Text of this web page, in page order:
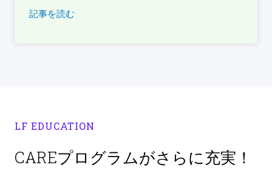
記事を読む
LF EDUCATION
CAREプログラムがさらに充実！